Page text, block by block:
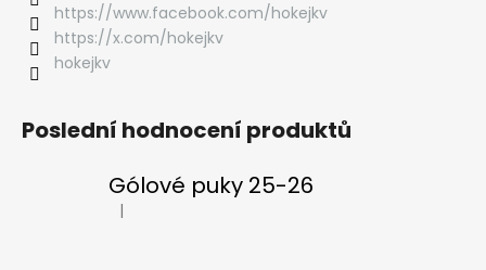
https://www.facebook.com/hokejkv
https://x.com/hokejkv
hokejkv
Poslední hodnocení produktů
Gólové puky 25-26
Hodnocení produktu je 5 z 5 hvězdiček.
|